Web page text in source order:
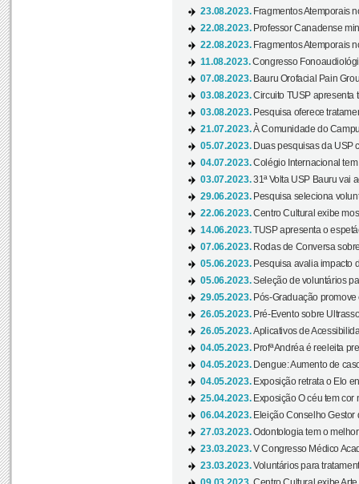
23.08.2023. Fragmentos Atemporais
22.08.2023. Professor Canadense
22.08.2023. Fragmentos Atemporais
11.08.2023.Congresso
07.08.2023. Bauru Orofacial Pain
03.08.2023.Circuito TUSP apresenta
03.08.2023. Pesquisa oferece
21.07.2023.À Comunidade do
05.07.2023. Duas pesquisas da USP
04.07.2023.Colégio Internacional
03.07.2023.31ª Volta USP Bauru vai
29.06.2023. Pesquisa seleciona
22.06.2023.Centro Cultural exibe
14.06.2023.TUSP apresenta o
07.06.2023. Rodas de Conversa
05.06.2023. Pesquisa avalia impacto
05.06.2023.Seleção de voluntários
29.05.2023. Pós-Graduação
26.05.2023. Pré-Evento sobre
26.05.2023.Aplicativos de
04.05.2023. Profª Andréa é reeleita
04.05.2023. Dengue: Aumento de
04.05.2023. Exposição retrata o Elo
25.04.2023. Exposição O céu tem cor
06.04.2023. Eleição Conselho Gestor
27.03.2023.Odontologia tem o
23.03.2023.V Congresso Médico
23.03.2023.Voluntários para